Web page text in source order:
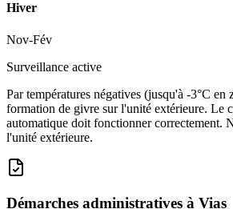
Hiver
Nov-Fév
Surveillance active
Par températures négatives (jusqu'à -3°C
formation de givre sur l'unité extérieure. Le
automatique doit fonctionner correctement.
l'unité extérieure.
Démarches administratives à Vias